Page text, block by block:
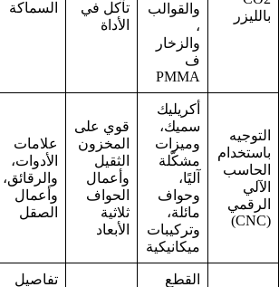
بالليزر
والقوالب
،
والزخار
ف
PMMA
تآكل في
الأداة
السماكة
التوجيه
باستخدام
الحاسب
الآلي
الرقمي
(CNC)
أكريليك
سميك،
وميزات
مشكّلة
آليًا،
وحواف
مائلة،
وتركيبات
ميكانيكية
قوي على
المخزون
الثقيل
وأعمال
الحواف
ثلاثية
الأبعاد
علامات
الأدوات،
والرقائق،
وأعمال
الصقل
القطع تفاصيل